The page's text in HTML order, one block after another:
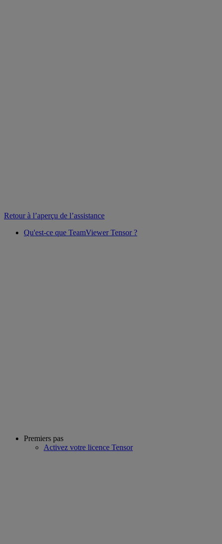
Retour à l’aperçu de l’assistance
Qu'est-ce que TeamViewer Tensor ?
Premiers pas
Activez votre licence Tensor